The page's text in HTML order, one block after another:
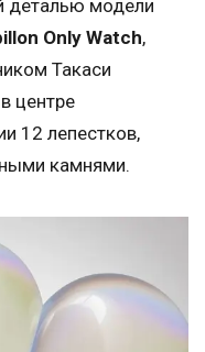
деталью модели
Only Watch,
Такаси
центре
12 лепестков,
камнями.